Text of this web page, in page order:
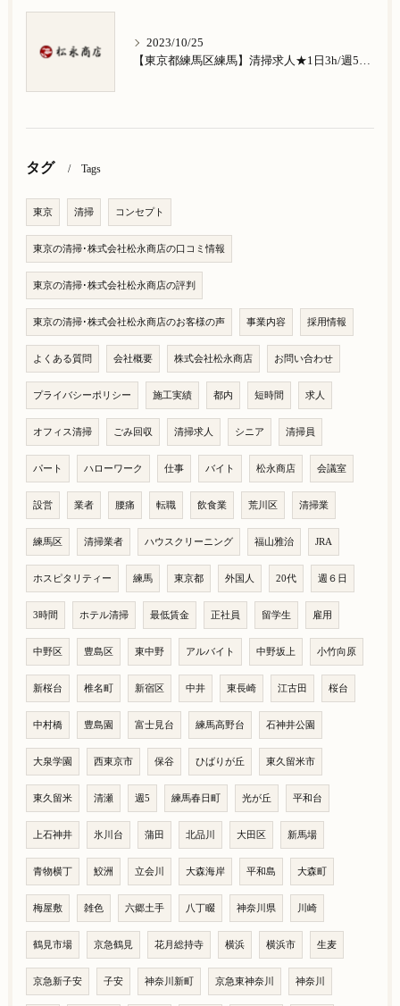
2023/10/25
【東京都練馬区練馬】清掃求人★1日3h/週5日/祝日お休み★南大泉在住の方歓迎
タグ Tags
東京 清掃 コンセプト
東京の清掃･株式会社松永商店の口コミ情報
東京の清掃･株式会社松永商店の評判
東京の清掃･株式会社松永商店のお客様の声 事業内容 採用情報
よくある質問 会社概要 株式会社松永商店 お問い合わせ
プライバシーポリシー 施工実績 都内 短時間 求人
オフィス清掃 ごみ回収 清掃求人 シニア 清掃員
パート ハローワーク 仕事 バイト 松永商店 会議室
設営 業者 腰痛 転職 飲食業 荒川区 清掃業
練馬区 清掃業者 ハウスクリーニング 福山雅治 JRA
ホスピタリティー 練馬 東京都 外国人 20代 週６日
3時間 ホテル清掃 最低賃金 正社員 留学生 雇用
中野区 豊島区 東中野 アルバイト 中野坂上 小竹向原
新桜台 椎名町 新宿区 中井 東長崎 江古田 桜台
中村橋 豊島園 富士見台 練馬高野台 石神井公園
大泉学園 西東京市 保谷 ひばりが丘 東久留米市
東久留米 清瀬 週5 練馬春日町 光が丘 平和台
上石神井 氷川台 蒲田 北品川 大田区 新馬場
青物横丁 鮫洲 立会川 大森海岸 平和島 大森町
梅屋敷 雑色 六郷土手 八丁畷 神奈川県 川崎
鶴見市場 京急鶴見 花月総持寺 横浜 横浜市 生麦
京急新子安 子安 神奈川新町 京急東神奈川 神奈川